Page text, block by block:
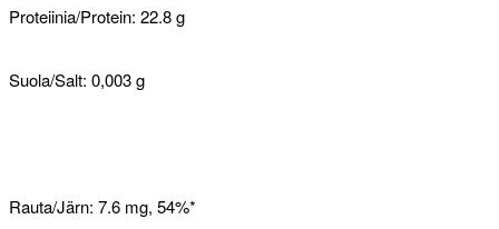
Proteiinia/Protein: 22.8 g
Suola/Salt: 0,003 g
Rauta/Järn: 7.6 mg, 54%*